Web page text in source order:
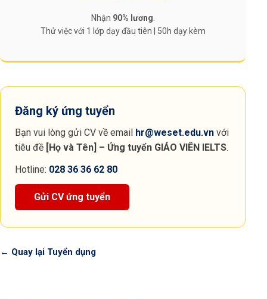
Nhận 90% lương
Thử việc với 1 lớp dạy đầu tiên | 50h dạy kèm
Đăng ký ứng tuyển
Bạn vui lòng gửi CV về email hr@weset.edu.vn với
tiêu đề [Họ và Tên] – Ứng tuyển GIÁO VIÊN IELTS.
Hotline: 028 36 36 62 80
Gửi CV ứng tuyển
← Quay lại Tuyển dụng